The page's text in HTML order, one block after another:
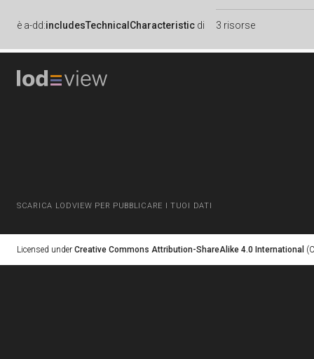
è a-dd:includesTechnicalCharacteristic di 3 risorse
SCARICA LODVIEW PER PUBBLICARE I TUOI DATI
Licensed under Creative Commons Attribution-ShareAlike 4.0 International